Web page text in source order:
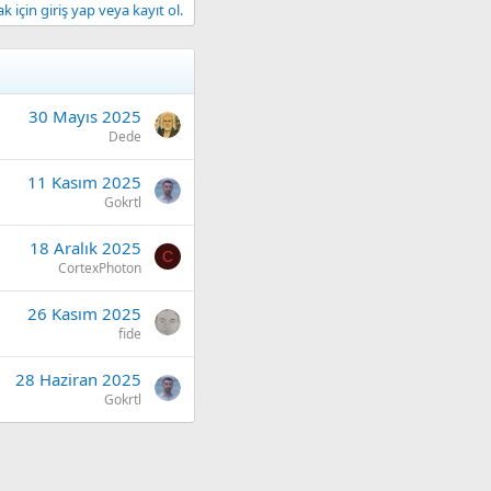
için giriş yap veya kayıt ol.
30 Mayıs 2025
Dede
11 Kasım 2025
Gokrtl
18 Aralık 2025
CortexPhoton
C
26 Kasım 2025
fide
28 Haziran 2025
Gokrtl